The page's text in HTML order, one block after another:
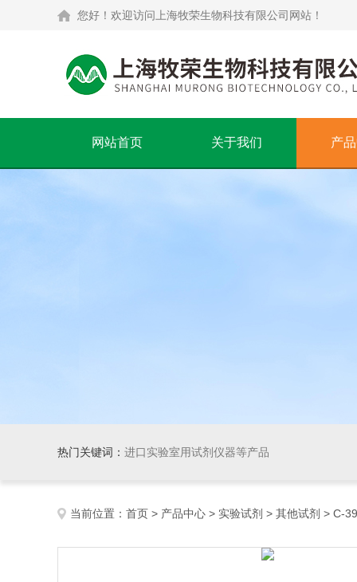
您好！欢迎访问上海牧荣生物科技有限公司网站！
网站首页 关于我们 产
热门关键词： 进口实验室用试剂仪器等产品
当前位置： 首页 > 产品中心 > 实验试剂 > 其他试剂 > C-